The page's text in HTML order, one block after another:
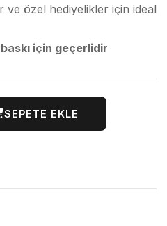
ve özel hediyelikler için ideal
için geçerlidir
SEPETE EKLE